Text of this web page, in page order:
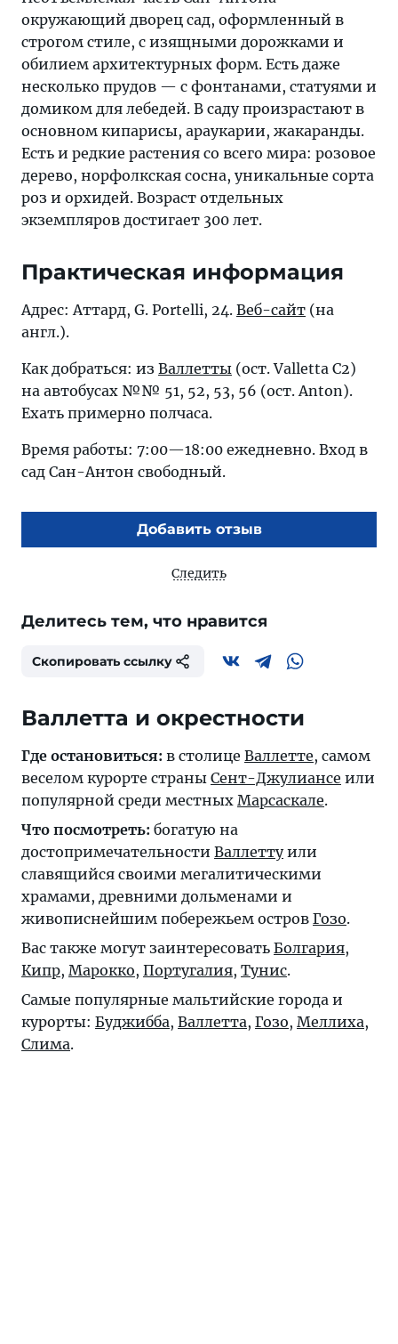
окружающий дворец сад, оформленный в
строгом стиле, с изящными дорожками и
обилием архитектурных форм. Есть даже
несколько прудов — с фонтанами, статуями и
домиком для лебедей. В саду произрастают в
основном кипарисы, араукарии, жакаранды.
Есть и редкие растения со всего мира: розовое
дерево, норфолкская сосна, уникальные сорта
роз и орхидей. Возраст отдельных
экземпляров достигает 300 лет.
Практическая информация
Адрес: Аттард, G. Portelli, 24. Веб-сайт (на
англ.).
Как добраться: из Валлетты (ост. Valletta C2)
на автобусах №№ 51, 52, 53, 56 (ост. Anton).
Ехать примерно полчаса.
Время работы: 7:00—18:00 ежедневно. Вход в
сад Сан-Антон свободный.
Добавить отзыв
Следить
Делитесь тем, что нравится
Скопировать ссылку
Валлетта и окрестности
Где остановиться: в столице Валлетте, самом
веселом курорте страны Сент-Джулиансе или
популярной среди местных Марсаскале.
Что посмотреть: богатую на
достопримечательности Валлеттуили
славящийся своими мегалитическими
храмами, древними дольменами и
живописнейшим побережьем остров Гозо.
Вас также могут заинтересовать Болгария,
Кипр, Марокко, Португалия, Тунис.
Самые популярные мальтийские города и
курорты: Буджибба, Валлетта, Гозо, Меллиха,
Слима.